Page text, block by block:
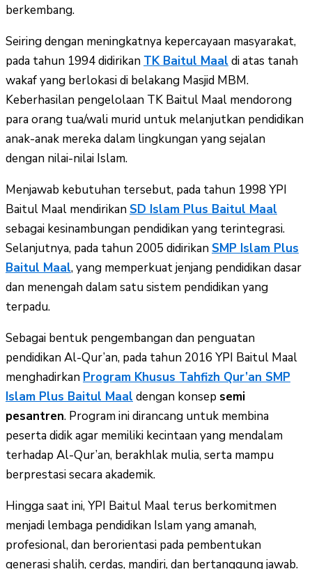
berkembang.
Seiring dengan meningkatnya kepercayaan masyarakat,
pada tahun 1994 didirikan TK Baitul Maal di atas tanah
wakaf yang berlokasi di belakang Masjid MBM.
Keberhasilan pengelolaan TK Baitul Maal mendorong
para orang tua/wali murid untuk melanjutkan pendidikan
anak-anak mereka dalam lingkungan yang sejalan
dengan nilai-nilai Islam.
Menjawab kebutuhan tersebut, pada tahun 1998 YPI
Baitul Maal mendirikan SD Islam Plus Baitul Maal
sebagai kesinambungan pendidikan yang terintegrasi.
Selanjutnya, pada tahun 2005 didirikan SMP Islam Plus
Baitul Maal, yang memperkuat jenjang pendidikan dasar
dan menengah dalam satu sistem pendidikan yang
terpadu.
Sebagai bentuk pengembangan dan penguatan
pendidikan Al-Qur’an, pada tahun 2016 YPI Baitul Maal
menghadirkan Program Khusus Tahfizh Qur’an SMP
Islam Plus Baitul Maal dengan konsep semi
pesantren. Program ini dirancang untuk membina
peserta didik agar memiliki kecintaan yang mendalam
terhadap Al-Qur’an, berakhlak mulia, serta mampu
berprestasi secara akademik.
Hingga saat ini, YPI Baitul Maal terus berkomitmen
menjadi lembaga pendidikan Islam yang amanah,
profesional, dan berorientasi pada pembentukan
generasi shalih, cerdas, mandiri, dan bertanggung jawab.